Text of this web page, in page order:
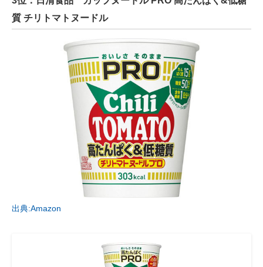
質 チリトマトヌードル
出典:Amazon